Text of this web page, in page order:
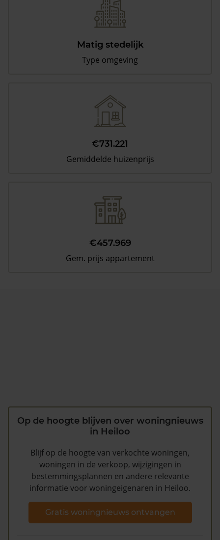
Matig stedelijk
Type omgeving
€731.221
Gemiddelde huizenprijs
€457.969
Gem. prijs appartement
Op de hoogte blijven over woningnieuws
in Heiloo
Blijf op de hoogte van verkochte woningen,
woningen in de verkoop, wijzigingen in
bestemmingsplannen en andere relevante
informatie voor woningeigenaren in Heiloo.
Gratis woningnieuws ontvangen